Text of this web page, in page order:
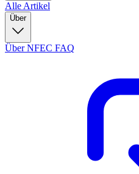
Alle Artikel
Über
Über NFEC FAQ